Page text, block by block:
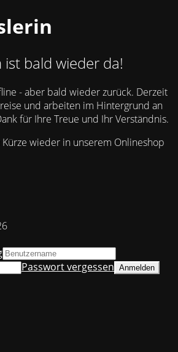
ist bald wieder da!
- aber bald wieder zurück. Derzeit
und arbeiten im Hintergrund an
für Ihre Treue und Ihr Verständnis.
wieder in unserem Onlineshop
Passwort vergessen